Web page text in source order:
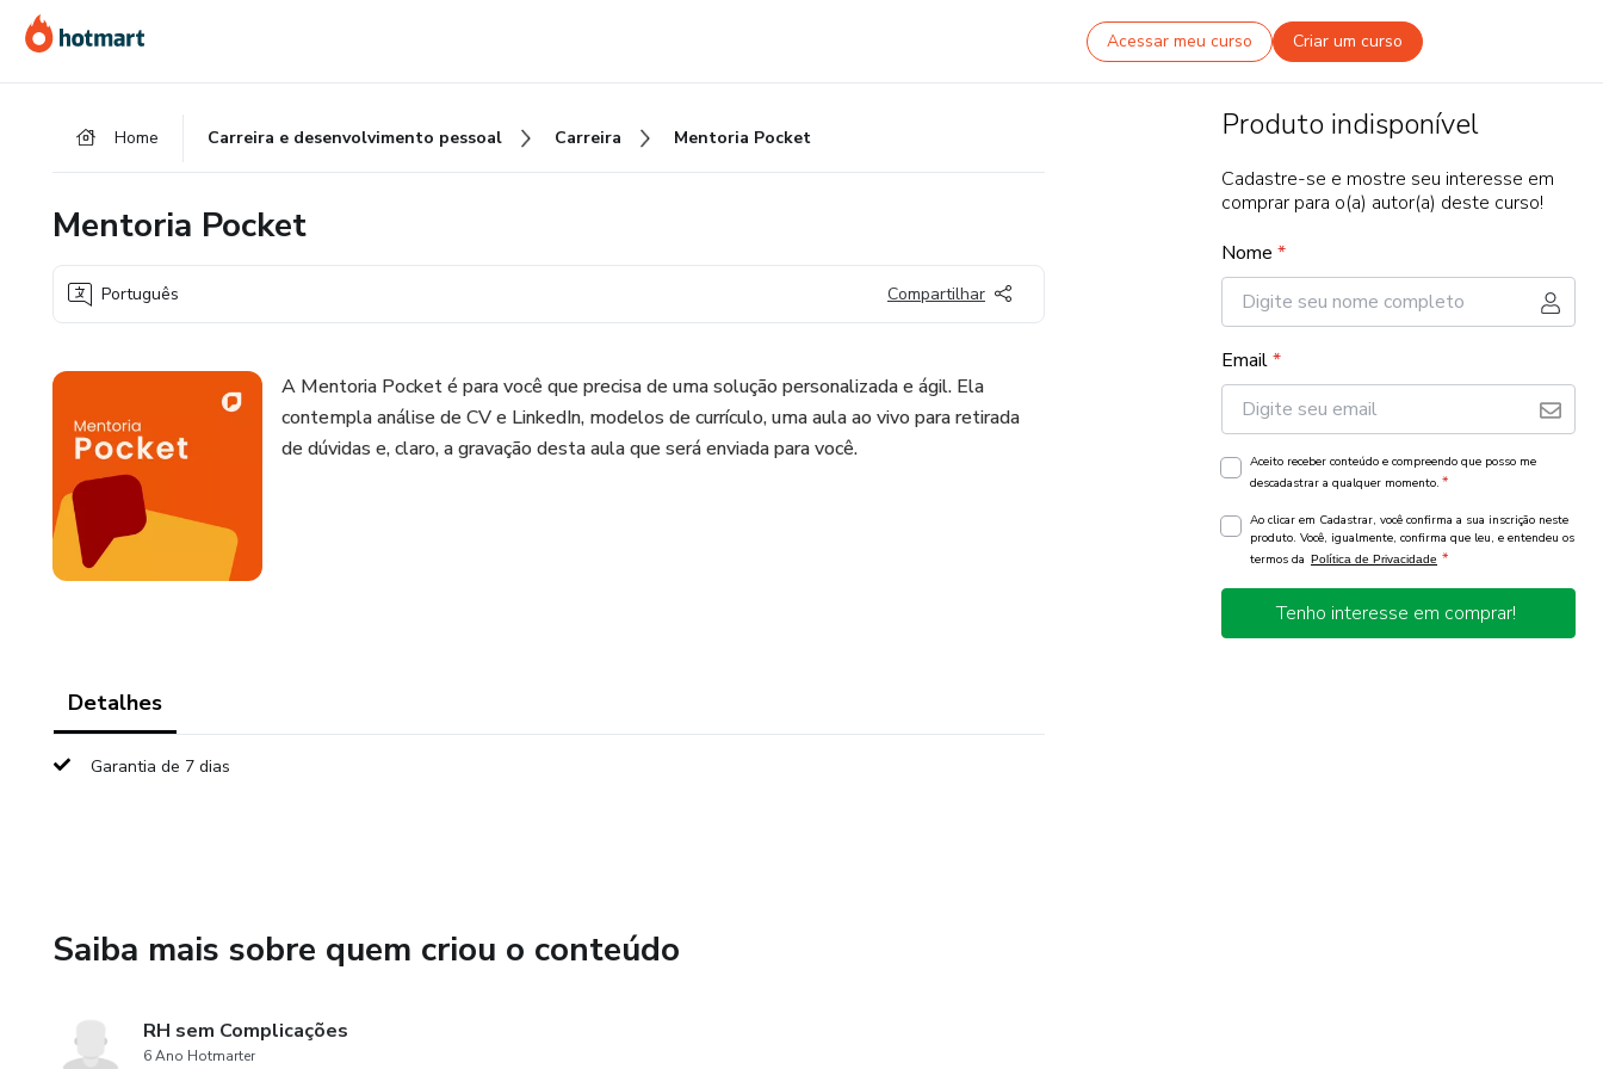
para
o
para
o
para
o
Acessar meu curso Criar um curso
Home Carreira e desenvolvimento pessoal Carreira Mentoria Pocket
Mentoria Pocket
Português Compartilhar
A Mentoria Pocket é para você que precisa de uma solução personalizada e ágil. Ela
contempla análise de CV e LinkedIn, modelos de currículo, uma aula ao vivo para retirada
de dúvidas e, claro, a gravação desta aula que será enviada para você.
Detalhes
Garantia de 7 dias
Saiba mais sobre quem criou o conteúdo
RH sem Complicações
6 Ano Hotmarter
Produto indisponível
Cadastre-se e mostre seu interesse em
comprar para o(a) autor(a) deste curso!
Nome *
Email*
Aceito receber conteúdo e compreendo que posso me
descadastrar a qualquer momento. *
Ao clicar em Cadastrar, você confirma a sua inscrição neste
produto. Você, igualmente, confirma que leu, e entendeu os
termos da Política de Privacidade *
Tenho interesse em comprar!